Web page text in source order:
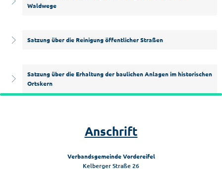
Waldwege
Satzung über die Reinigung öffentlicher Straßen
Satzung über die Erhaltung der baulichen Anlagen im historischen
Ortskern
Anschrift
Verbandsgemeinde Vordereifel
Kelberger Straße 26